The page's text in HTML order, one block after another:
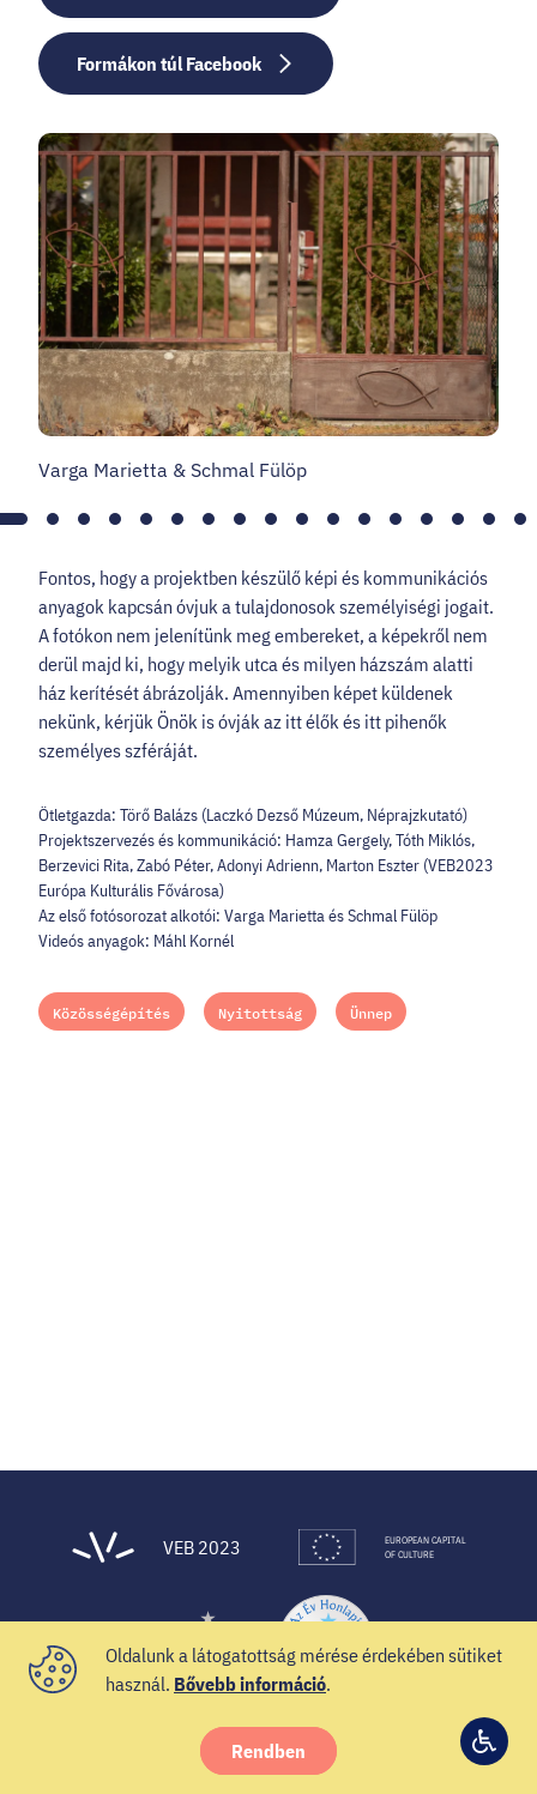
© 2021 Veszprém-Balaton 2023
Formákon túl Facebook
Varga Marietta & Schmal Fülöp
1.
2.
3.
4.
5.
6.
7.
8.
9.
10.11.12.13.14.15.16.
Fontos, hogy a projektben készülő képi és kommunikációs
anyagok kapcsán óvjuk a tulajdonosok személyiségi jogait.
A fotókon nem jelenítünk meg embereket, a képekről nem
derül majd ki, hogy melyik utca és milyen házszám alatti
ház kerítését ábrázolják. Amennyiben képet küldenek
nekünk, kérjük Önök is óvják az itt élők és itt pihenők
személyes szféráját. ​
Ötletgazda: Törő Balázs (Laczkó Dezső Múzeum, Néprajzkutató)​
Projektszervezés és kommunikáció: Hamza Gergely, Tóth Miklós,
Berzevici Rita, Zabó Péter, Adonyi Adrienn, Marton Eszter (VEB2023
Európa Kulturális Fővárosa)​
Az első fotósorozat alkotói: Varga Marietta és Schmal Fülöp​
Videós anyagok: Máhl Kornél
Közösségépítés Nyitottság Ünnep
VEB 2023
EUROPEAN CAPITAL
OF CULTURE
InstagramYouTubeSpotify
Oldalunk a látogatottság mérése érdekében sütiket
használ. Bővebb információ.
Rendben